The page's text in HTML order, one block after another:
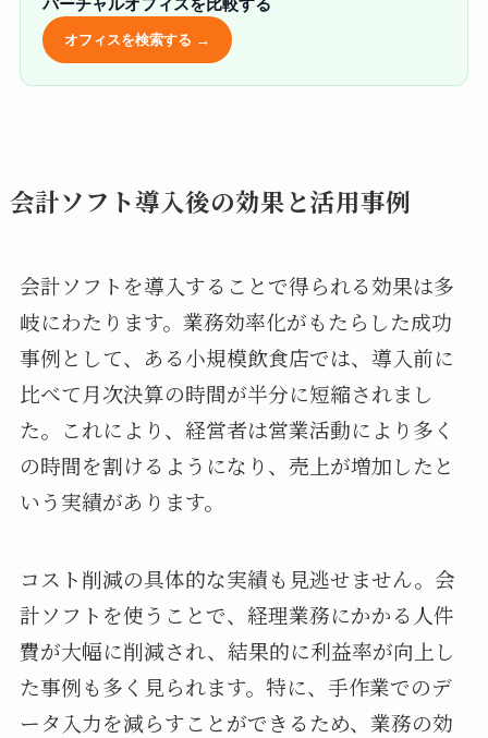
オフィスを検索する →
会計ソフト導入後の効果と活用事例
会計ソフトを導入することで得られる効果は多
岐にわたります。業務効率化がもたらした成功
事例として、ある小規模飲食店では、導入前に
比べて月次決算の時間が半分に短縮されまし
た。これにより、経営者は営業活動により多く
の時間を割けるようになり、売上が増加したと
いう実績があります。
コスト削減の具体的な実績も見逃せません。会
計ソフトを使うことで、経理業務にかかる人件
費が大幅に削減され、結果的に利益率が向上し
た事例も多く見られます。特に、手作業でのデ
ータ入力を減らすことができるため、業務の効